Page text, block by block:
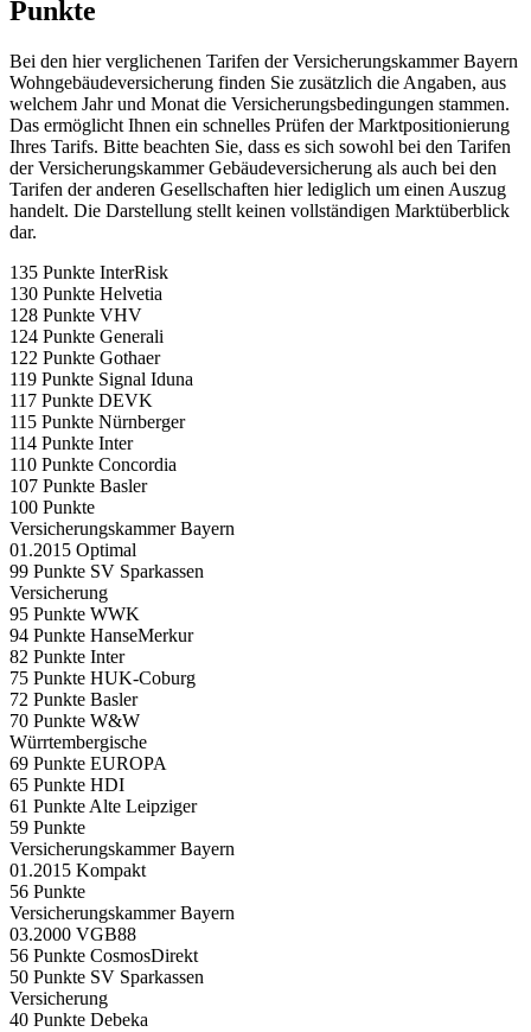
Punkte
Bei den hier verglichenen Tarifen der Versicherungskammer Bayern
Wohngebäudeversicherung finden Sie zusätzlich die Angaben, aus
welchem Jahr und Monat die Versicherungsbedingungen stammen.
Das ermöglicht Ihnen ein schnelles Prüfen der Marktpositionierung
Ihres Tarifs. Bitte beachten Sie, dass es sich sowohl bei den Tarifen
der Versicherungskammer Gebäudeversicherung als auch bei den
Tarifen der anderen Gesellschaften hier lediglich um einen Auszug
handelt. Die Darstellung stellt keinen vollständigen Marktüberblick
dar.
135 Punkte InterRisk
130 Punkte Helvetia
128 Punkte VHV
124 Punkte Generali
122 Punkte Gothaer
119 Punkte Signal Iduna
117 Punkte DEVK
115 Punkte Nürnberger
114 Punkte Inter
110 Punkte Concordia
107 Punkte Basler
100 Punkte
Versicherungskammer Bayern
01.2015 Optimal
99 Punkte SV Sparkassen
Versicherung
95 Punkte WWK
94 Punkte HanseMerkur
82 Punkte Inter
75 Punkte HUK-Coburg
72 Punkte Basler
70 Punkte W&W
Würrtembergische
69 Punkte EUROPA
65 Punkte HDI
61 Punkte Alte Leipziger
59 Punkte
Versicherungskammer Bayern
01.2015 Kompakt
56 Punkte
Versicherungskammer Bayern
03.2000 VGB88
56 Punkte CosmosDirekt
50 Punkte SV Sparkassen
Versicherung
40 Punkte Debeka